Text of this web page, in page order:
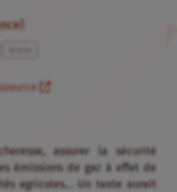
assurer la sécurité
émissions de gaz à effet de
agricoles… Un texte aurait